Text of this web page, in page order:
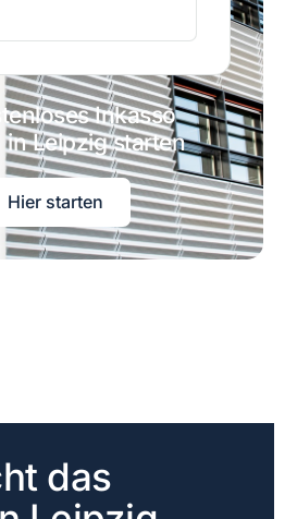
Inkasso
in Leipzig starten
Hier starten
das